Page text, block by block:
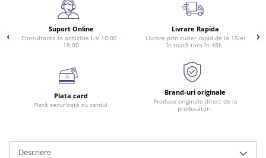
Suport Online
Consultanta la achizitie L-V 10:00 -
18:00
Livrare Rapida
Livrare prin curier rapid de la 15lei
în toată țara în 48h.
Plata card
Plată securizată cu cardul.
Brand-uri originale
Produse originale direct de la
producători.
Descriere